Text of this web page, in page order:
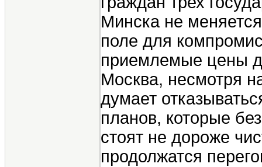
Минска не
поле для
приемлемые цены
Москва, несмотря
думает
планов, которые
стоят не дороже
продолжатся